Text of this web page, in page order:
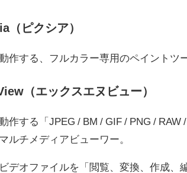
（ピクシア）
作する、フルカラー専用のペイントツ
（エックスエヌビュー）
作する「JPEG / BM / GIF / PNG /
ルチメディアビューワー。
デオファイルを「閲覧、変換、作成、